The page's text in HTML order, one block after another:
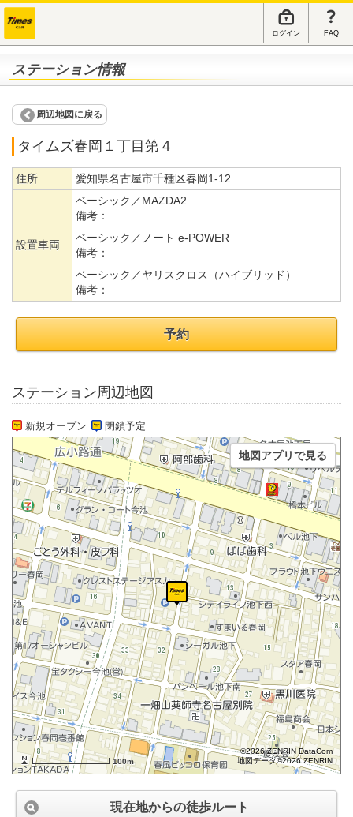
ログイン FAQ
ステーション情報
周辺地図に戻る
タイムズ春岡１丁目第４
住所 愛知県名古屋市千種区春岡1-12
設置車両
ベーシック／MAZDA2
備考：
ベーシック／ノート e-POWER
備考：
ベーシック／ヤリスクロス（ハイブリッド）
備考：
予約
ステーション周辺地図
新規オープン 閉鎖予定
100m
©2026 ZENRIN DataCom
地図データ©2026 ZENRIN
地図アプリで見る
現在地からの徒歩ルート